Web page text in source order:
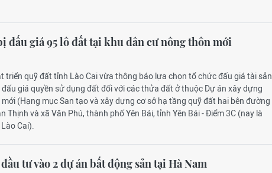
đấu giá 95 lô đất tại khu dân cư nông thôn mới
triển quỹ đất tỉnh Lào Cai vừa thông báo lựa chọn tổ chức đấu giá tài sản
giá quyền sử dụng đất đối với các thửa đất ở thuộc Dự án xây dựng
(Hạng mục San tạo và xây dựng cơ sở hạ tầng quỹ đất hai bên đường
Thịnh và xã Văn Phú, thành phố Yên Bái, tỉnh Yên Bái - Điểm 3C (nay là
Cai).
tư vào 2 dự án bất động sản tại Hà Nam